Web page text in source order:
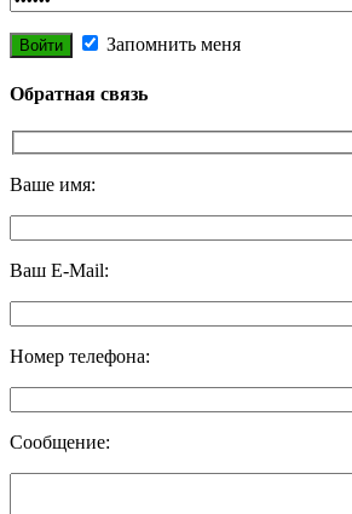
Запомнить меня
Обратная связь
Ваше имя:
Ваш E-Mail:
Номер телефона:
Сообщение: